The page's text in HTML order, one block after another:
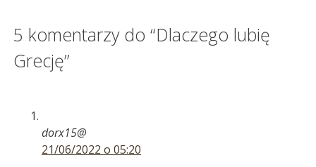
5 komentarzy do “Dlaczego lubię
Grecję”
dorx15@
21/06/2022 o 05:20